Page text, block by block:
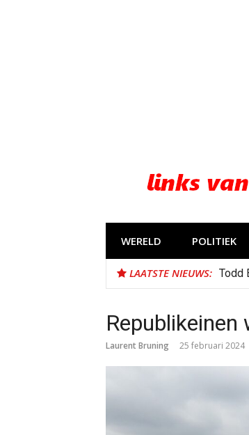
WERELD POLITIEK
LAATSTE NIEUWS: Todd
Laurent Bruning 25 februari 2024